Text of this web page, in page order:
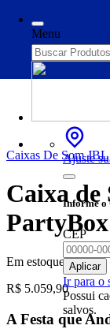
Menu
Ajuste
Informe o
CEP
Aplicar
Ir para o
Possui
salvos.
PartyBox 520
Caixas De Som JBL
Caixa de
Em estoque
R$ 5.059,90
A Festa que